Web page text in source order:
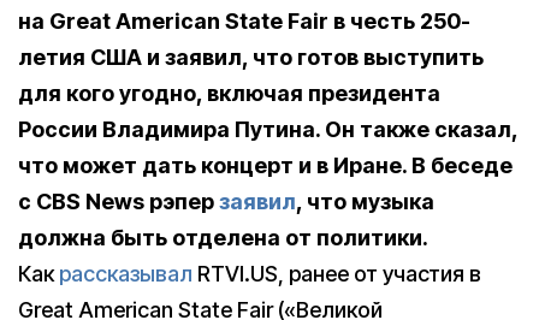
на Great American State Fair в честь 250-
летия США и заявил, что готов выступить
для кого угодно, включая президента
России Владимира Путина. Он также сказал,
что может дать концерт и в Иране. В беседе
с CBS News рэперзаявил, что музыка
должна быть отделена от политики.
Какрассказывал RTVI.US, ранее от участия в
Great American State Fair («Великой